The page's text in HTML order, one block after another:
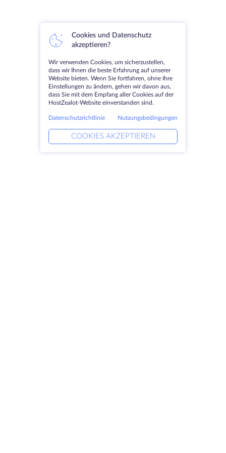
Cookies und Datenschutz
akzeptieren?
Wir verwenden Cookies, um sicherzustellen,
dass wir Ihnen die beste Erfahrung auf unserer
Website bieten. Wenn Sie fortfahren, ohne Ihre
Einstellungen zu ändern, gehen wir davon aus,
dass Sie mit dem Empfang aller Cookies auf der
HostZealot-Website einverstanden sind.
Datenschutzrichtlinie Nutzungsbedingungen
COOKIES AKZEPTIEREN